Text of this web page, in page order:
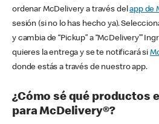
ordenar McDelivery a través delapp de
sesión (si no lo has hecho ya).
y cambia de “Pickup” a “McDelivery’”
quieres la entrega y se te notificará si
donde estás a través de nuestro app.
¿Cómo sé qué productos
para McDelivery®?